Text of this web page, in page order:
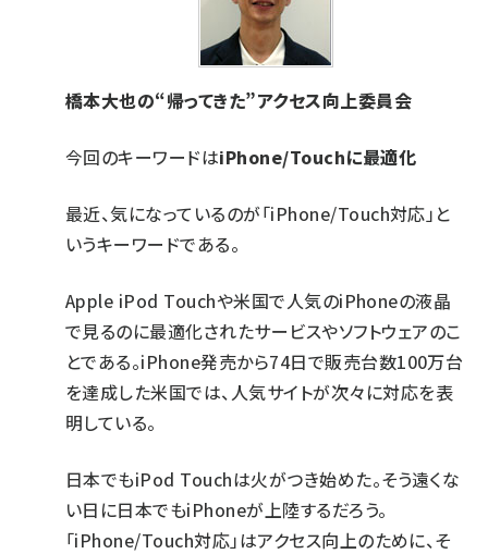
橋本大也の“帰ってきた”アクセス向上委員会
今回のキーワードはiPhone/Touchに最適化
最近、気になっているのが「iPhone/Touch対応」と
いうキーワードである。
Apple iPod Touchや米国で人気のiPhoneの液晶
で見るのに最適化されたサービスやソフトウェアのこ
とである。iPhone発売から74日で販売台数100万台
を達成した米国では、人気サイトが次々に対応を表
明している。
日本でもiPod Touchは火がつき始めた。そう遠くな
い日に日本でもiPhoneが上陸するだろう。
「iPhone/Touch対応」はアクセス向上のために、そ